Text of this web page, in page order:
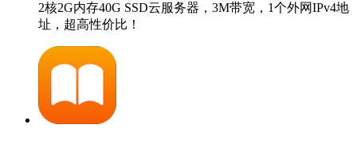
2核2G内存40G SSD云服务器，3M带宽，1个外网IPv4地
址，超高性价比！